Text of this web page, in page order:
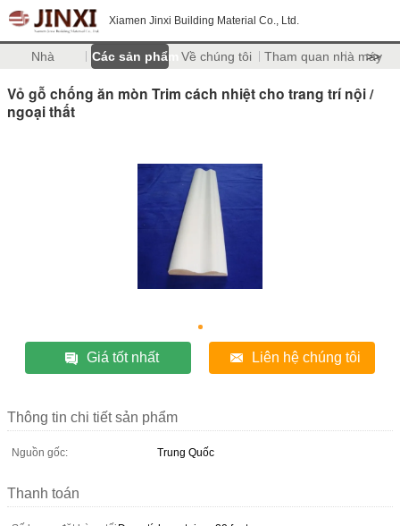
Xiamen Jinxi Building Material Co., Ltd.
Nhà Các sản phẩm Về chúng tôi Tham quan nhà máy
>>
Vỏ gỗ chống ăn mòn Trim cách nhiệt cho trang trí nội /
ngoại thất
Giá tốt nhất Liên hệ chúng tôi
Thông tin chi tiết sản phẩm
Nguồn gốc: Trung Quốc
Thanh toán